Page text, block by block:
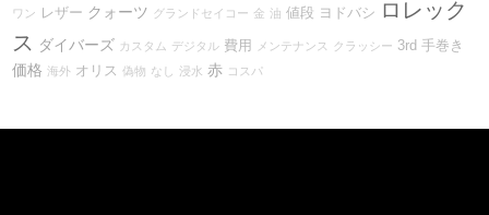
ワン レザー クォーツ グランドセイコー 金 油 値段 ヨドバシ ロレック
ス ダイバーズ カスタム デジタル 費用 メンテナンス クラッシー 3rd 手巻き
価格 海外 オリス 偽物 なし 浸水 赤 コスパ